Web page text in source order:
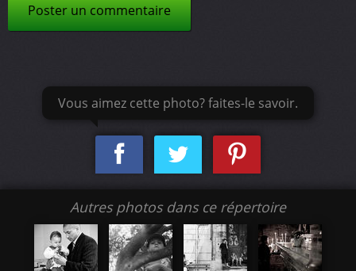
Poster un commentaire
Vous aimez cette photo? faites-le savoir.
Autres photos dans ce répertoire